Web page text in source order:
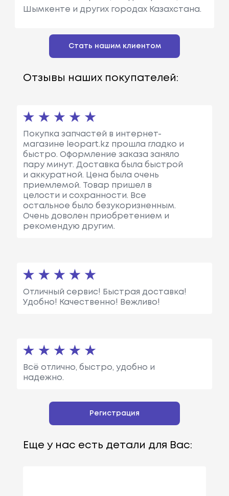
Шымкенте и других городах Казахстана.
Стать нашим клиентом
Отзывы наших покупателей:
Покупка запчастей в интернет-
магазине leopart.kz прошла гладко и
быстро. Оформление заказа заняло
пару минут. Доставка была быстрой
и аккуратной. Цена была очень
приемлемой. Товар пришел в
целости и сохранности. Все
остальное было безукоризненным.
Очень доволен приобретением и
рекомендую другим.
Отличный сервис! Быстрая доставка!
Удобно! Качественно! Вежливо!
Всё отлично, быстро, удобно и
надежно.
Регистрация
Еще у нас есть детали для Вас: